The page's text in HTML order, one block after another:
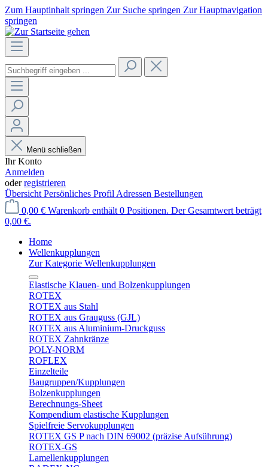
Zum Hauptinhalt springen Zur Suche springen Zur Hauptnavigation
springen
Menü schließen
Ihr Konto
Anmelden
oderregistrieren
Übersicht Persönliches Profil Adressen Bestellungen
0,00 € Warenkorb enthält 0 Positionen. Der Gesamtwert beträgt
0,00 €.
Home
Wellenkupplungen
Zur Kategorie Wellenkupplungen
Elastische Klauen- und Bolzenkupplungen
ROTEX
ROTEX aus Stahl
ROTEX aus Grauguss (GJL)
ROTEX aus Aluminium-Druckguss
ROTEX Zahnkränze
POLY-NORM
ROFLEX
Einzelteile
Baugruppen/Kupplungen
Bolzenkupplungen
Berechnungs-Sheet
Kompendium elastische Kupplungen
Spielfreie Servokupplungen
ROTEX GS P nach DIN 69002 (präzise Aufsührung)
ROTEX-GS
Lamellenkupplungen